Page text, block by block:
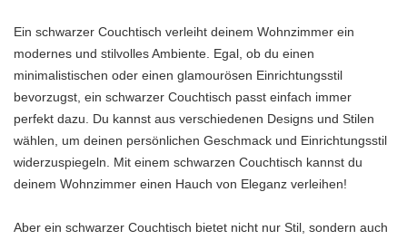
Ein schwarzer Couchtisch verleiht deinem Wohnzimmer ein
modernes und stilvolles Ambiente. Egal, ob du einen
minimalistischen oder einen glamourösen Einrichtungsstil
bevorzugst, ein schwarzer Couchtisch passt einfach immer
perfekt dazu. Du kannst aus verschiedenen Designs und Stilen
wählen, um deinen persönlichen Geschmack und Einrichtungsstil
widerzuspiegeln. Mit einem schwarzen Couchtisch kannst du
deinem Wohnzimmer einen Hauch von Eleganz verleihen!
Aber ein schwarzer Couchtisch bietet nicht nur Stil, sondern auch